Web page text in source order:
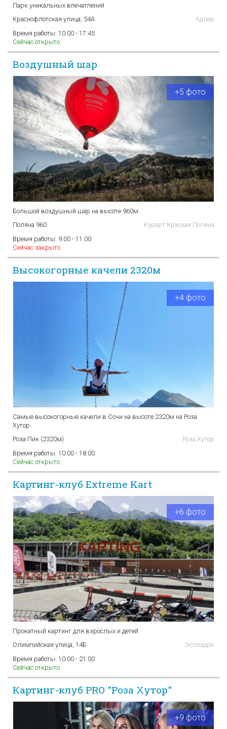
Парк уникальных впечатлений
Краснофлотская улица, 54А
Адлер
Время работы: 10:00 - 17:45
Сейчас открыто
Воздушный шар
+5 фото
Большой воздушный шар на высоте 960м
Поляна 960
Курорт Красная Поляна
Время работы: 9:00 - 11:00
Сейчас закрыто
Высокогорные качели 2320м
+4 фото
Самые высокогорные качели в Сочи на высоте 2320м на Роза
Хутор.
Роза Пик (2320м)
Роза Хутор
Время работы: 10:00 - 18:00
Сейчас открыто
Картинг-клуб Extreme Kart
+6 фото
Прокатный картинг для взрослых и детей
Олимпийская улица, 14Б
Эстосадок
Время работы: 10:00 - 21:00
Сейчас открыто
Картинг-клуб PRO "Роза Хутор"
+9 фото